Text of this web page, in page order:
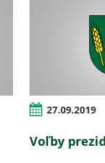
27.09.2019
Voľby